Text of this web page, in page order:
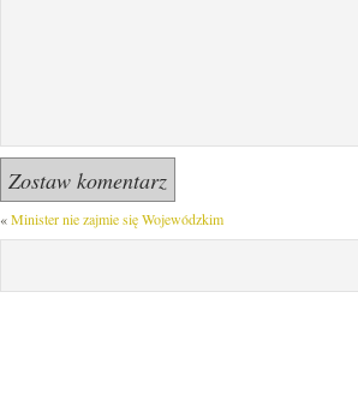
«Minister nie zajmie się Wojewódzkim